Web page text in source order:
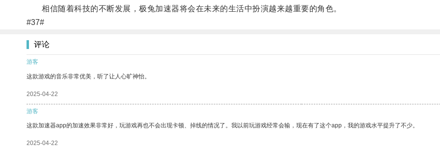
相信随着科技的不断发展，极兔加速器将会在未来的生活中扮演越来越重要的角色。
#37#
评论
游客
这款游戏的音乐非常优美，听了让人心旷神怡。
2025-04-22
游客
这款加速器app的加速效果非常好，玩游戏再也不会出现卡顿、掉线的情况了。我以前玩游戏经常会输，现在有了这个app，我的游戏水平提升了不少。
2025-04-22